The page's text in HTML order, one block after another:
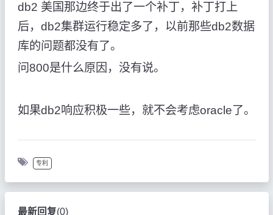
db2 美国那边终于出了一个补丁，补丁打上
后，db2集群运行稳定多了，以前那些db2数据
库的问题都没有了。
问800是什么原因，没有说。
如果db2响应积极一些，就不会考虑oracle了。
专利
最新回复(0)